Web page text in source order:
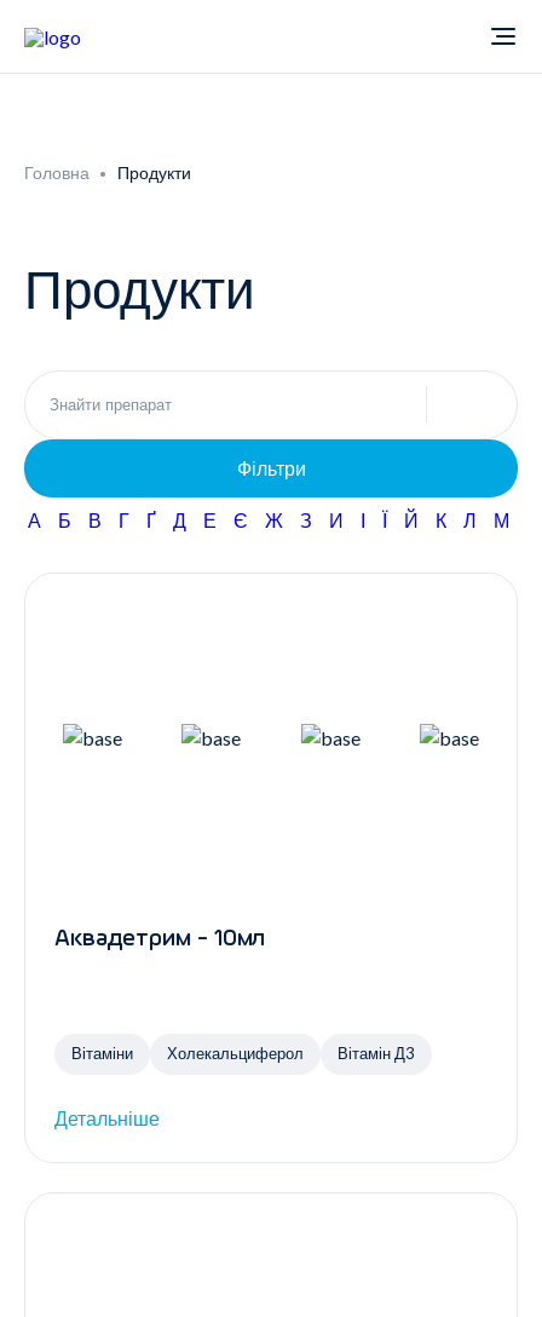
Новини
Неврологія
Фармаконагляд
Кар'єра
Головна Продукти
Продукти
Фільтри
А Б В Г Ґ Д Е Є Ж З И І Ї Й К Л М
Аквадетрим - 10мл
Вітаміни Холекальциферол Вітамін Д3
Детальніше